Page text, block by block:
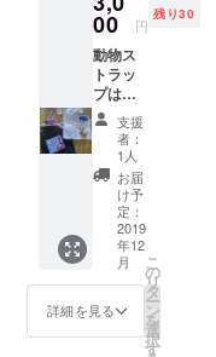
カフェ」を
毎月第二、
第四水曜日
に開催。
●講演会、
ワーク
ショップ等
親子DEワー
クショップ
「はじめて
のおしごと
00 円
残り30
動物ス
トラッ
プは、
障害者
施設の
商品に
なりま
す。 光
るもの
です。
色のご
指定い
ただけ
ない
旨、ご
了承く
支援
者：
1人
お届
け予
定：
2019
年12
月
詳細を見る
こ
の
リ
タ
ー
ン
を
選
択
す